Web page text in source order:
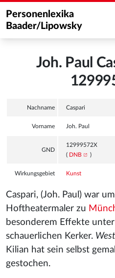
Personenlexika
Baader/Lipowsky
Joh. Paul
Nachname Caspari
Vorname Joh. Paul
GND
12999572X
( DNB )
Wirkungsgebiet Kunst
Caspari, (Joh. Paul) war
Hoftheatermaler zu
besonderem Effekte
schauerlichen Kerker.
Kilian hat sein selbst
gestochen.